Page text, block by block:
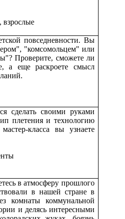
взрослые
повседневности. Вы
"комсомольцем" или
Проверите, сможете ли
а еще раскроете смысл
сделать своими руками
плетения и технологию
класса вы узнаете
в атмосферу прошлого
в нашей стране в
комнаты коммунальной
и делясь интересными